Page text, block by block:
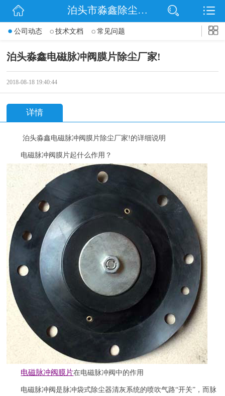
网站首页
公司动态
泊头市淼鑫除尘配件销售处
公司动态 技术文档 常见问题
泊头淼鑫电磁脉冲阀膜片除尘厂家!
2018-08-18 19:40:44
详情
泊头淼鑫电磁脉冲阀膜片除尘厂家! 的详细说明
电磁脉冲阀膜片起什么作用？
电磁脉冲阀膜片在电磁脉冲阀中的作用
电磁脉冲阀是脉冲袋式除尘器清灰系统的喷吹气路“开关”，而脉